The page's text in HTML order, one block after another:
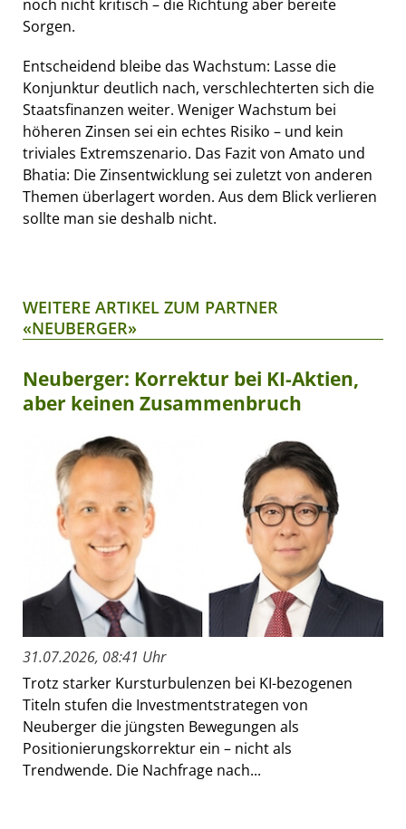
noch nicht kritisch – die Richtung aber bereite
Sorgen.
Entscheidend bleibe das Wachstum: Lasse die
Konjunktur deutlich nach, verschlechterten sich die
Staatsfinanzen weiter. Weniger Wachstum bei
höheren Zinsen sei ein echtes Risiko – und kein
triviales Extremszenario. Das Fazit von Amato und
Bhatia: Die Zinsentwicklung sei zuletzt von anderen
Themen überlagert worden. Aus dem Blick verlieren
sollte man sie deshalb nicht.
WEITERE ARTIKEL ZUM PARTNER
«NEUBERGER»
Neuberger: Korrektur bei KI-Aktien,
aber keinen Zusammenbruch
31.07.2026, 08:41 Uhr
Trotz starker Kursturbulenzen bei KI-bezogenen
Titeln stufen die Investmentstrategen von
Neuberger die jüngsten Bewegungen als
Positionierungskorrektur ein – nicht als
Trendwende. Die Nachfrage nach...